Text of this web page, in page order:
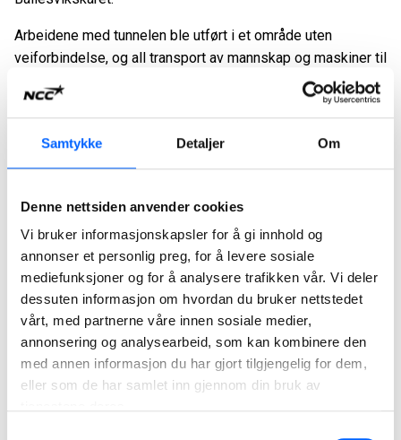
Samtykke Detaljer Om
Denne nettsiden anvender cookies
Vi bruker informasjonskapsler for å gi innhold og
annonser et personlig preg, for å levere sosiale
mediefunksjoner og for å analysere trafikken vår. Vi deler
dessuten informasjon om hvordan du bruker nettstedet
vårt, med partnerne våre innen sosiale medier,
annonsering og analysearbeid, som kan kombinere den
med annen informasjon du har gjort tilgjengelig for dem,
eller som de har samlet inn gjennom din bruk av
Arbeidene med tunnelen ble utført i et område uten
veiforbindelse, og all transport av mannskap og maskiner til
tunnelarbeidet foregikk over Gryllefjorden med
båttransport. Dette var i hovedsak et tiltak for å bedre
veistrekninger på fylkesvei 86, som er veiforbindelsen til
tettstedene Gryllefjord og Torsken på yttersida av Senja.
Steinmassene fra tunnelen ble lagt i sjøfyllinger på begge
sider av Gryllefjorden som etablering av landfester for en
bro.
Fakta
Prosjekt:Veibygging
Kunde:Statens vegvesen